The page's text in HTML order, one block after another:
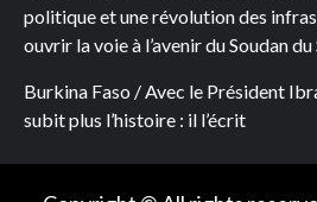
politique et une révolution des
ouvrir la voie à l’avenir du Soudan du
Burkina Faso / Avec le Président
subit plus l’histoire : il l’écrit